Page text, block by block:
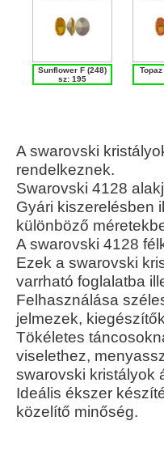
Sunflower F (248)
sz: 195
A swarovski
rendelkeznek.
Swarovski 4128
Gyári kiszerelésben
különböző
A swarovski 4128
Ezek a swarovski
varrható foglalatba
Felhasználása
jelmezek,
Tökéletes
viselethez,
swarovski kristályok
Ideális ékszer
közelítő minőség.